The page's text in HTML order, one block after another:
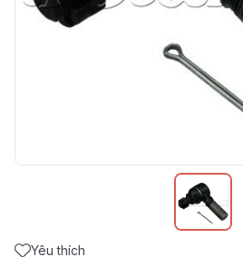
Yêu thích